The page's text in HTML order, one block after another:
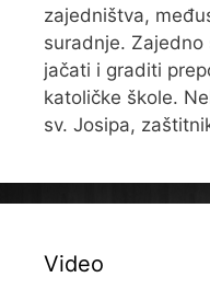
zajedništva,
suradnje.
jačati i graditi
katoličke škole.
sv. Josipa,
Video